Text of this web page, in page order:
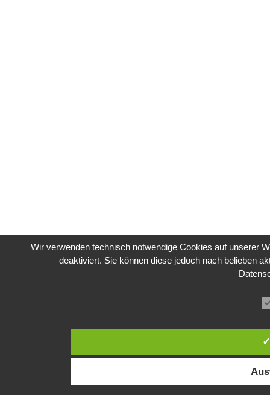
Wir verwenden technisch notwendige Cookies auf unserer
deaktiviert. Sie können diese jedoch nach belieben